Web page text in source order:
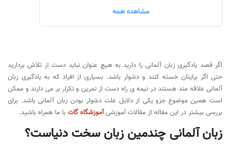
توصیه هایی به مبتدیان یادگیری زبان آلمانی
کتاب‌های آموزش زبان آلمانی آموزشگاه زبان گات
مشاهده همه
اگر قصد یادگیری زبان آلمانی را دارید به هیچ عنوان نباید دست از تلاش بردارید
حتی اگر برایتان خسته کنند و دشوار باشد. بسیاری از افراد که به یادگیری زبان
آلمانی علاقه مند هستند در نیمه ی راه دست از تمرین و تکرار بر می دارند و ممکن
است همین موضوع جزو یکی از دلایل علت دشوار بودن زبان آلمانی باشد. برای
بررسی بیشتر در این مقاله از مقالات آموزشیآموزشگاه گات با ما همراه باشید.
زبان آلمانی چندمین زبان سخت دنیاست؟